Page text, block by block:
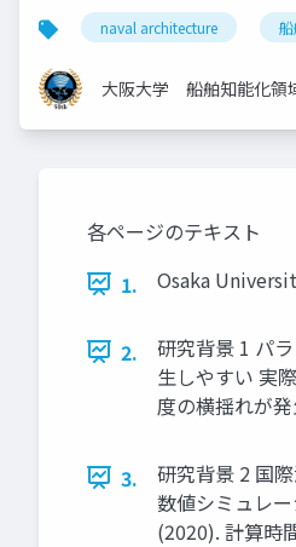
naval architecture
大阪大学 船舶知能化領
各ページのテキスト
1.
Osaka
2.
研究背景 1 パ
⽣しやすい 実
度の横揺れが
3.
研究背景 2 国
数値シミュレ
(2020). 計算時